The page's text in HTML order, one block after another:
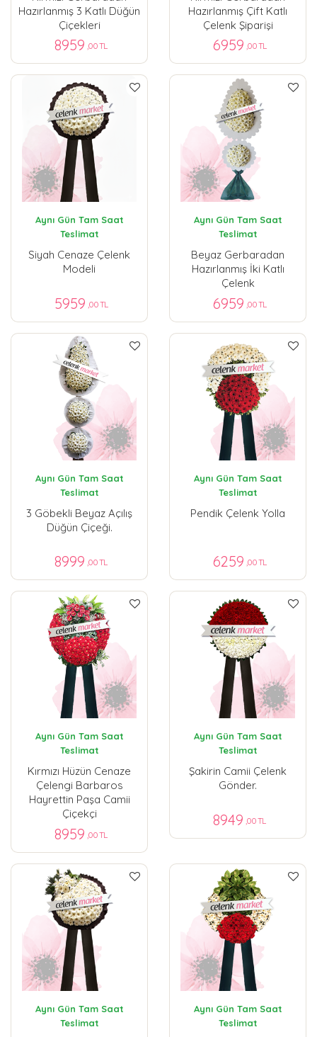
Hazırlanmış 3 Katlı Düğün
Çiçekleri
8959 ,00 TL
Hazırlanmış Çift Katlı
Çelenk Şiparişi
6959 ,00 TL
Aynı Gün Tam Saat
Teslimat
Siyah Cenaze Çelenk
Modeli
5959 ,00 TL
Aynı Gün Tam Saat
Teslimat
Beyaz Gerbaradan
Hazırlanmış İki Katlı
Çelenk
6959 ,00 TL
Aynı Gün Tam Saat
Teslimat
3 Göbekli Beyaz Açılış
Düğün Çiçeği.
8999 ,00 TL
Aynı Gün Tam Saat
Teslimat
Pendik Çelenk Yolla
6259 ,00 TL
Aynı Gün Tam Saat
Teslimat
Kırmızı Hüzün Cenaze
Çelengi Barbaros
Hayrettin Paşa Camii
Çiçekçi
8959 ,00 TL
Aynı Gün Tam Saat
Teslimat
Şakirin Camii Çelenk
Gönder.
8949 ,00 TL
Aynı Gün Tam Saat
Teslimat
Aynı Gün Tam Saat
Teslimat